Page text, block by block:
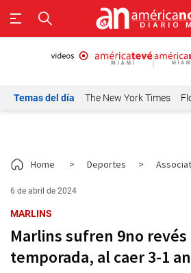
Temas del día The New York Times
Home > Deportes >
6 de abril de 2024
MARLINS
Marlins sufren 9no revés
temporada, al caer 3-1